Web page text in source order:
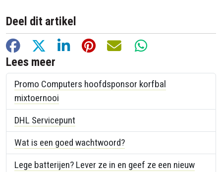
Deel dit artikel
Facebook LinkedIn Pinterest E-mailWhatsApp
Lees meer
Promo Computers hoofdsponsor korfbal
mixtoernooi
DHL Servicepunt
Wat is een goed wachtwoord?
Lege batterijen? Lever ze in en geef ze een nieuw